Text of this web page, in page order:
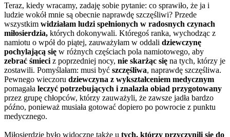
Teraz, kiedy wracamy, zadaję sobie pytanie: co sprawiło, że ja i
ludzie wokół mnie są obecnie naprawdę szczęśliwi? Przede
wszystkim widziałam ludzi spełnionych w radosnych czynach
miłosierdzia, których dokonywali. Któregoś ranka, wychodząc z
namiotu o wpół do piątej, zauważyłam w oddali dziewczynę
pochylającą się w różnych częściach pola namiotowego, aby
zebrać śmieci z poprzedniej nocy, nie skarżąc się na tych, którzy je
zostawili. Pomyślałam: musi być szczęśliwa, naprawdę szczęśliwa.
Pewnego wieczoru dziewczyna z wykształceniem medycznym
pomagała leczyć potrzebujących i znalazła obiad przygotowany
przez grupę chłopców, którzy zauważyli, że zawsze jadła bardzo
późno, ponieważ musiała gotować dopiero po powrocie z punktu
medycznego.
Miłosierdzie było widoczne także u tych, którzy przyczynili się do